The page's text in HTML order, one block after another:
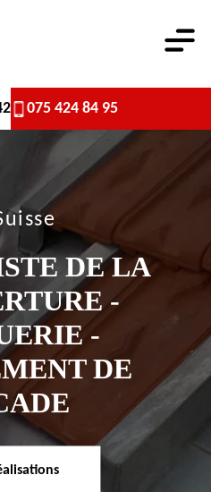
075 424 84 95
DE LA
-
-
DE